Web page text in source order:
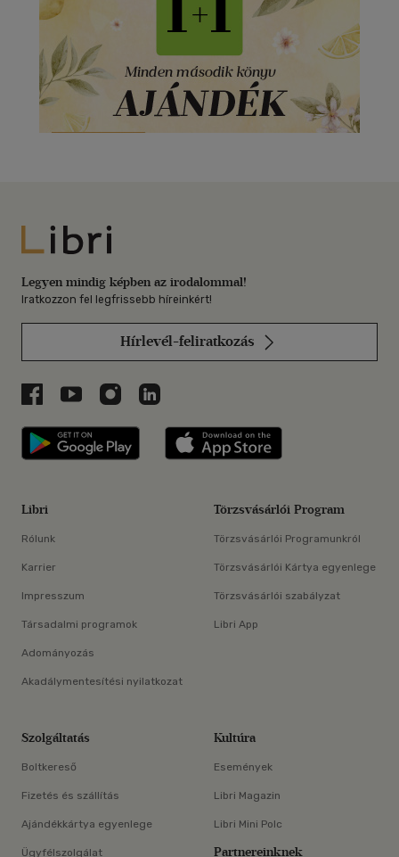
Libri
Legyen mindig képben az irodalommal!
Iratkozzon fel legfrissebb híreinkért!
Hírlevél-feliratkozás
Libri a Facebookon
Libri a Youtube-on
Libri az Instagramon
Libri a LinkedInen
Libri applikáció Szerezd meg: Google
Libri
Rólunk
Karrier
Impresszum
Társadalmi programok
Adományozás
Akadálymentesítési nyilatkozat
Törzsvásárlói Program
Törzsvásárlói Programunkról
Törzsvásárlói Kártya egyenlege
Törzsvásárlói szabályzat
Libri App
Szolgáltatás
Boltkereső
Fizetés és szállítás
Ajándékkártya egyenlege
Ügyfélszolgálat
Kultúra
Események
Libri Magazin
Libri Mini Polc
Partnereinknek